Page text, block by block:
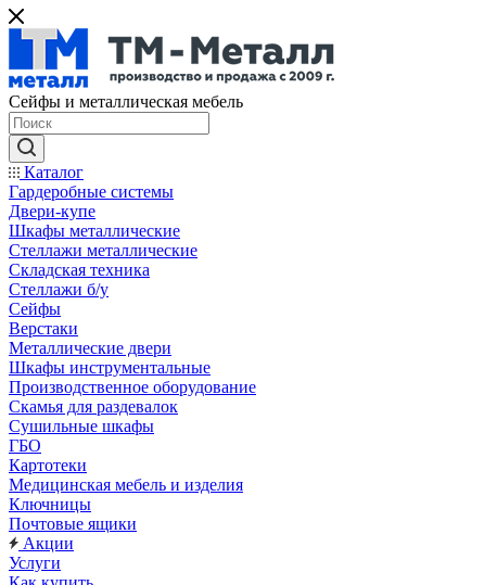
Сейфы и металлическая мебель
Каталог
Гардеробные системы
Двери-купе
Шкафы металлические
Стеллажи металлические
Складская техника
Стеллажи б/у
Сейфы
Верстаки
Металлические двери
Шкафы инструментальные
Производственное оборудование
Скамья для раздевалок
Сушильные шкафы
ГБО
Картотеки
Медицинская мебель и изделия
Ключницы
Почтовые ящики
Акции
Услуги